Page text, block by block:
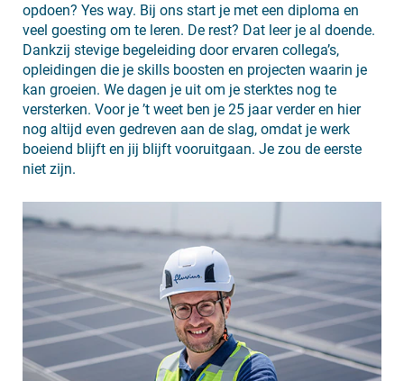
opdoen? Yes way. Bij ons start je met een diploma en
veel goesting om te leren. De rest? Dat leer je al doende.
Dankzij stevige begeleiding door ervaren collega’s,
opleidingen die je skills boosten en projecten waarin je
kan groeien. We dagen je uit om je sterktes nog te
versterken. Voor je ’t weet ben je 25 jaar verder en hier
nog altijd even gedreven aan de slag, omdat je werk
boeiend blijft en jij blijft vooruitgaan. Je zou de eerste
niet zijn.